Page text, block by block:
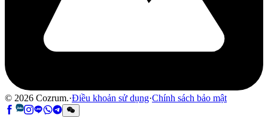
© 2026 Cozrum.·Điều khoản sử dụng·Chính sách bảo mật